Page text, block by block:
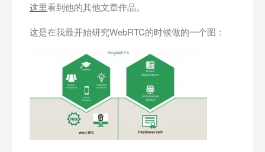
这里看到他的其他文章作品。
这是在我最开始研究WebRTC的时候做的一个图：